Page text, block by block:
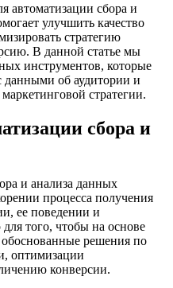
автоматизации сбора и
улучшить качество
стратегию
В данной статье мы
инструментов, которые
данными об аудитории и
стратегии.
сбора и
и анализа данных
процесса получения
ее поведении и
того, чтобы на основе
решения по
оптимизации
конверсии.